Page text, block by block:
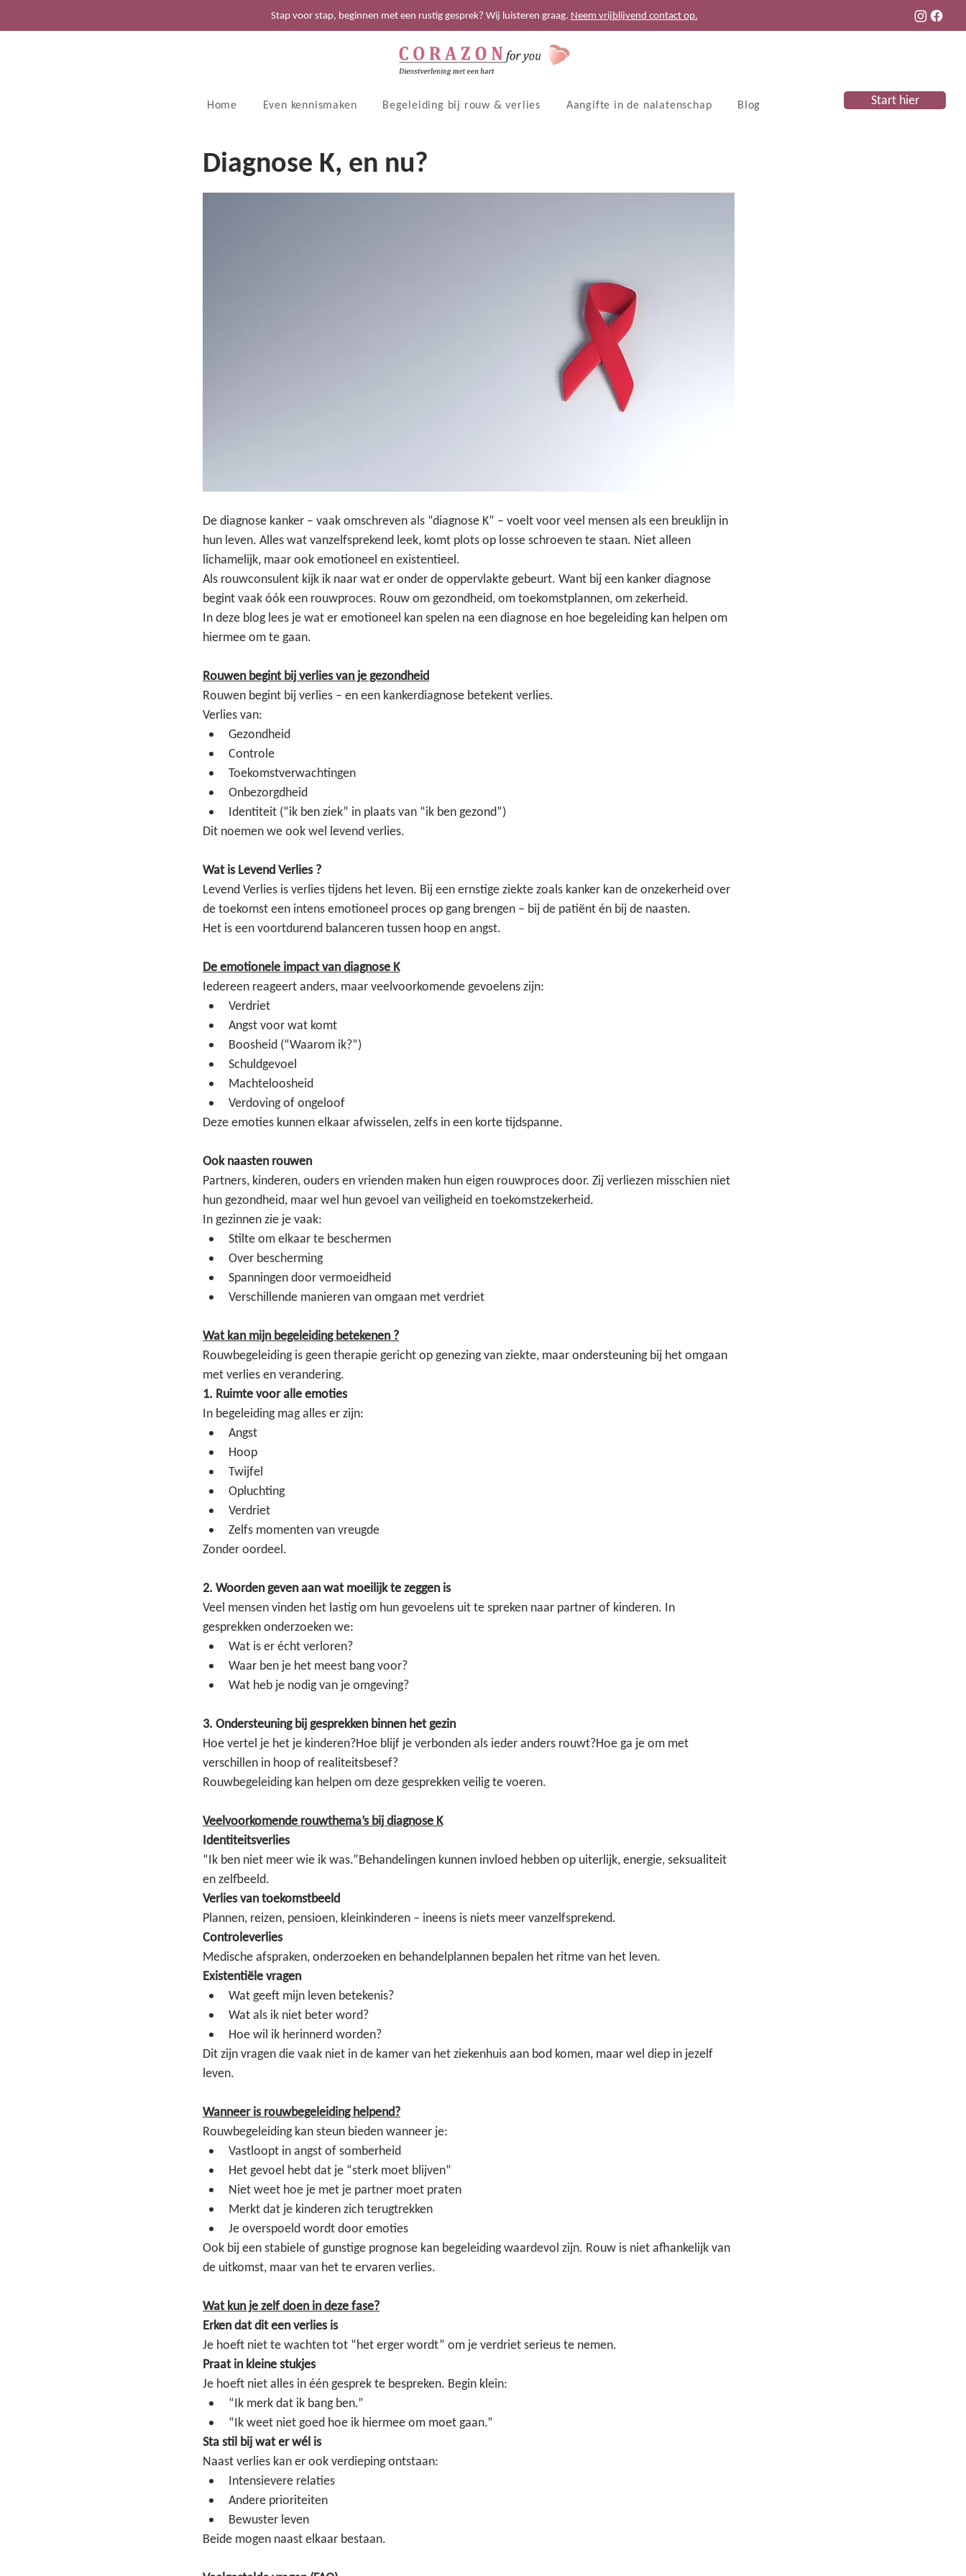
Start hier
Stap voor stap, beginnen met een rustig gesprek? Wij luisteren graag. Neem vrijblijvend contact op.
Home Even kennismaken Begeleiding bij rouw & verlies Aangifte in de nalatenschap Blog
Diagnose K, en nu?
De diagnose kanker – vaak omschreven als “diagnose K” – voelt voor veel mensen als een breuklijn in
hun leven. Alles wat vanzelfsprekend leek, komt plots op losse schroeven te staan. Niet alleen
lichamelijk, maar ook emotioneel en existentieel.
Als rouwconsulent kijk ik naar wat er onder de oppervlakte gebeurt. Want bij een kanker diagnose
begint vaak óók een rouwproces. Rouw om gezondheid, om toekomstplannen, om zekerheid.
In deze blog lees je wat er emotioneel kan spelen na een diagnose en hoe begeleiding kan helpen om
hiermee om te gaan.
Rouwen begint bij verlies van je gezondheid
Rouwen begint bij verlies – en een kankerdiagnose betekent verlies.
Verlies van:
Gezondheid
Controle
Toekomstverwachtingen
Onbezorgdheid
Identiteit (“ik ben ziek” in plaats van “ik ben gezond”)
Dit noemen we ook wel levend verlies.
Wat is Levend Verlies ?
Levend Verlies is verlies tijdens het leven. Bij een ernstige ziekte zoals kanker kan de onzekerheid over
de toekomst een intens emotioneel proces op gang brengen – bij de patiënt én bij de naasten.
Het is een voortdurend balanceren tussen hoop en angst.
De emotionele impact van diagnose K
Iedereen reageert anders, maar veelvoorkomende gevoelens zijn:
Verdriet
Angst voor wat komt
Boosheid (“Waarom ik?”)
Schuldgevoel
Machteloosheid
Verdoving of ongeloof
Deze emoties kunnen elkaar afwisselen, zelfs in een korte tijdspanne.
Ook naasten rouwen
Partners, kinderen, ouders en vrienden maken hun eigen rouwproces door. Zij verliezen misschien niet
hun gezondheid, maar wel hun gevoel van veiligheid en toekomstzekerheid.
In gezinnen zie je vaak:
Stilte om elkaar te beschermen
Over bescherming
Spanningen door vermoeidheid
Verschillende manieren van omgaan met verdriet
Wat kan mijn begeleiding betekenen ?
Rouwbegeleiding is geen therapie gericht op genezing van ziekte, maar ondersteuning bij het omgaan
met verlies en verandering.
1. Ruimte voor alle emoties
In begeleiding mag alles er zijn:
Angst
Hoop
Twijfel
Opluchting
Verdriet
Zelfs momenten van vreugde
Zonder oordeel.
2. Woorden geven aan wat moeilijk te zeggen is
Veel mensen vinden het lastig om hun gevoelens uit te spreken naar partner of kinderen. In
gesprekken onderzoeken we:
Wat is er écht verloren?
Waar ben je het meest bang voor?
Wat heb je nodig van je omgeving?
3. Ondersteuning bij gesprekken binnen het gezin
Hoe vertel je het je kinderen?Hoe blijf je verbonden als ieder anders rouwt?Hoe ga je om met
verschillen in hoop of realiteitsbesef?
Rouwbegeleiding kan helpen om deze gesprekken veilig te voeren.
Veelvoorkomende rouwthema’s bij diagnose K
Identiteitsverlies
“Ik ben niet meer wie ik was.”Behandelingen kunnen invloed hebben op uiterlijk, energie, seksualiteit
en zelfbeeld.
Verlies van toekomstbeeld
Plannen, reizen, pensioen, kleinkinderen – ineens is niets meer vanzelfsprekend.
Controleverlies
Medische afspraken, onderzoeken en behandelplannen bepalen het ritme van het leven.
Existentiële vragen
Wat geeft mijn leven betekenis?
Wat als ik niet beter word?
Hoe wil ik herinnerd worden?
Dit zijn vragen die vaak niet in de kamer van het ziekenhuis aan bod komen, maar wel diep in jezelf
leven.
Wanneer is rouwbegeleiding helpend?
Rouwbegeleiding kan steun bieden wanneer je:
Vastloopt in angst of somberheid
Het gevoel hebt dat je “sterk moet blijven”
Niet weet hoe je met je partner moet praten
Merkt dat je kinderen zich terugtrekken
Je overspoeld wordt door emoties
Ook bij een stabiele of gunstige prognose kan begeleiding waardevol zijn. Rouw is niet afhankelijk van
de uitkomst, maar van het te ervaren verlies.
Wat kun je zelf doen in deze fase?
Erken dat dit een verlies is
Je hoeft niet te wachten tot “het erger wordt” om je verdriet serieus te nemen.
Praat in kleine stukjes
Je hoeft niet alles in één gesprek te bespreken. Begin klein:
“Ik merk dat ik bang ben.”
“Ik weet niet goed hoe ik hiermee om moet gaan.”
Sta stil bij wat er wél is
Naast verlies kan er ook verdieping ontstaan:
Intensievere relaties
Andere prioriteiten
Bewuster leven
Beide mogen naast elkaar bestaan.